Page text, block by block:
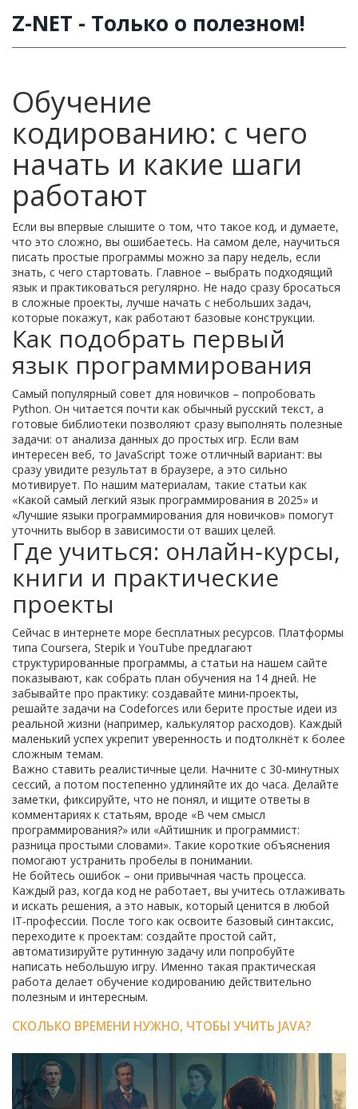
Z-NET - Только о полезном!
Обучение
кодированию: с чего
начать и какие шаги
работают
Если вы впервые слышите о том, что такое код, и думаете,
что это сложно, вы ошибаетесь. На самом деле, научиться
писать простые программы можно за пару недель, если
знать, с чего стартовать. Главное – выбрать подходящий
язык и практиковаться регулярно. Не надо сразу бросаться
в сложные проекты, лучше начать с небольших задач,
которые покажут, как работают базовые конструкции.
Как подобрать первый
язык программирования
Самый популярный совет для новичков – попробовать
Python. Он читается почти как обычный русский текст, а
готовые библиотеки позволяют сразу выполнять полезные
задачи: от анализа данных до простых игр. Если вам
интересен веб, то JavaScript тоже отличный вариант: вы
сразу увидите результат в браузере, а это сильно
мотивирует. По нашим материалам, такие статьи как
«Какой самый легкий язык программирования в 2025» и
«Лучшие языки программирования для новичков» помогут
уточнить выбор в зависимости от ваших целей.
Где учиться: онлайн‑курсы,
книги и практические
проекты
Сейчас в интернете море бесплатных ресурсов. Платформы
типа Coursera, Stepik и YouTube предлагают
структурированные программы, а статьи на нашем сайте
показывают, как собрать план обучения на 14 дней. Не
забывайте про практику: создавайте мини‑проекты,
решайте задачи на Codeforces или берите простые идеи из
реальной жизни (например, калькулятор расходов). Каждый
маленький успех укрепит уверенность и подтолкнёт к более
сложным темам.
Важно ставить реалистичные цели. Начните с 30‑минутных
сессий, а потом постепенно удлиняйте их до часа. Делайте
заметки, фиксируйте, что не понял, и ищите ответы в
комментариях к статьям, вроде «В чем смысл
программирования?» или «Айтишник и программист:
разница простыми словами». Такие короткие объяснения
помогают устранить пробелы в понимании.
Не бойтесь ошибок – они привычная часть процесса.
Каждый раз, когда код не работает, вы учитесь отлаживать
и искать решения, а это навык, который ценится в любой
IT‑профессии. После того как освоите базовый синтаксис,
переходите к проектам: создайте простой сайт,
автоматизируйте рутинную задачу или попробуйте
написать небольшую игру. Именно такая практическая
работа делает обучение кодированию действительно
полезным и интересным.
СКОЛЬКО ВРЕМЕНИ НУЖНО, ЧТОБЫ УЧИТЬ JAVA?